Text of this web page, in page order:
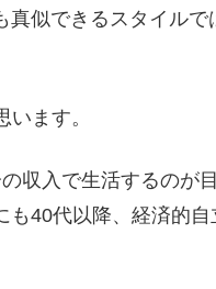
似できるスタイル
ます。
収入で生活するのが
40代以降、経済的